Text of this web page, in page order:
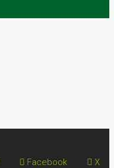
Facebook
X